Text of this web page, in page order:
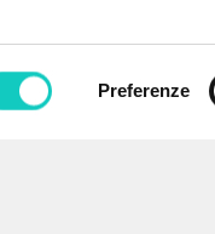
Preferenze
NAVEGA